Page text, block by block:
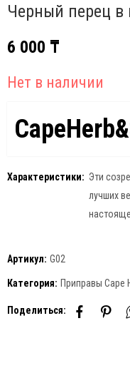
Черный перец в
6 000 ₸
Нет в наличии
Характеристики: Эти
лучших
Артикул: G02
Категория: Приправы Cape
Поделиться: